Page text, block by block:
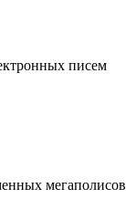
писем
мегаполисов